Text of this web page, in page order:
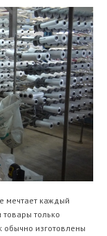
мечтает каждый
только
обычно изготовлены